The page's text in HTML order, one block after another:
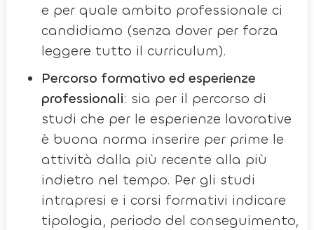
e per quale ambito professionale ci
candidiamo (senza dover per forza
leggere tutto il curriculum).
Percorso formativo ed esperienze
professionali: sia per il percorso di
studi che per le esperienze lavorative
è buona norma inserire per prime le
attività dalla più recente alla più
indietro nel tempo. Per gli studi
intrapresi e i corsi formativi indicare
tipologia, periodo del conseguimento,